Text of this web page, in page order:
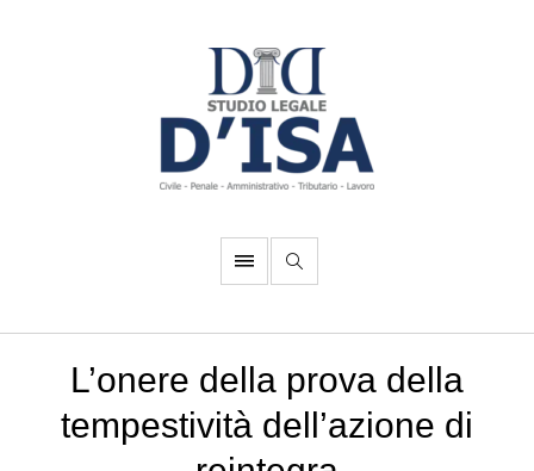
L’onere della prova della
tempestività dell’azione di